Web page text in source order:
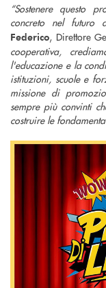
“Sostenere questo
concreto nel futuro
Federico, Direttore
cooperativa,
l'educazione e la
istituzioni, scuole e
missione di
sempre più convinti
costruire le